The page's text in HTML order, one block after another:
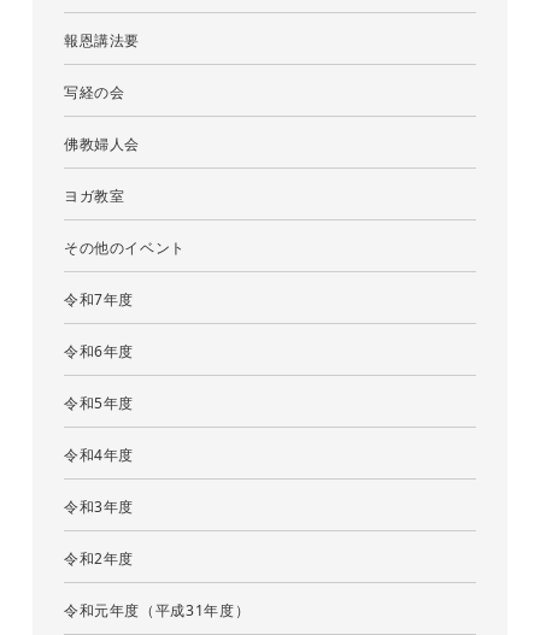
報恩講法要
写経の会
佛教婦人会
ヨガ教室
その他のイベント
令和7年度
令和6年度
令和5年度
令和4年度
令和3年度
令和2年度
令和元年度（平成31年度）